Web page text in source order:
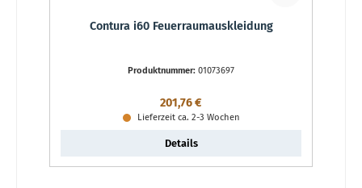
Contura i60 Feuerraumauskleidung
Produktnummer: 01073697
Regulärer Preis:
201,76 €
Lieferzeit ca. 2-3 Wochen
Details